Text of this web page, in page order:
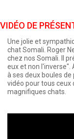
VIDÉO DE
Une jolie et
chat Somali. Roger
chez nos Somali. Il
eux et non l'inverse".
à ses deux boules
vidéo pour tous ceux
magnifiques chats.